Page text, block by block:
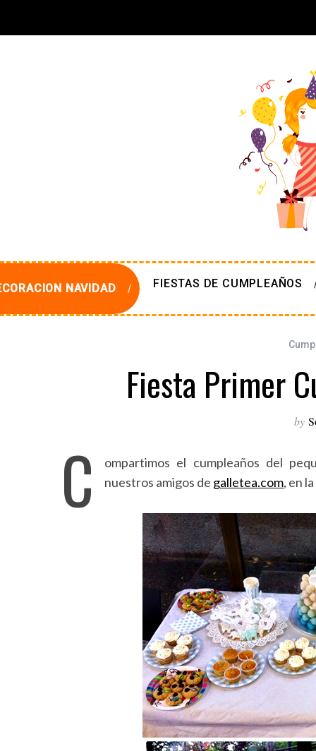
NAVIDAD FIESTAS DE CUMPLEAÑOS
Fiesta Primer
by
C
ompartimos el cumpleaños del
nuestros amigos de galletea.com, en